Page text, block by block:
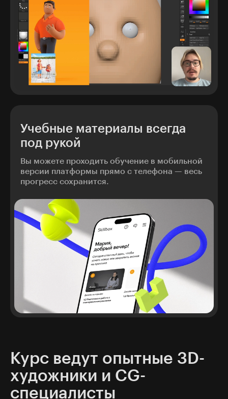
Учебные материалы всегда
под рукой
Вы можете проходить обучение в мобильной
версии платформы прямо с телефона — весь
прогресс сохранится.
Курс ведут опытные 3D-
художники и CG-
специалисты